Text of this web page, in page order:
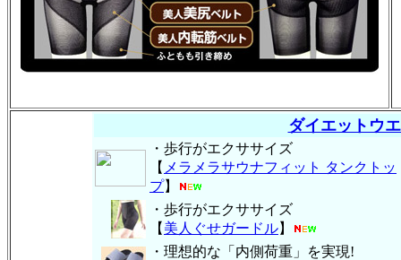
ダイエットウ
・歩行がエクササイズ
【 メラメラサウナフィット タンクトッ
プ】
・歩行がエクササイズ
【 美人ぐせガードル】
・理想的な「内側荷重」を実現!